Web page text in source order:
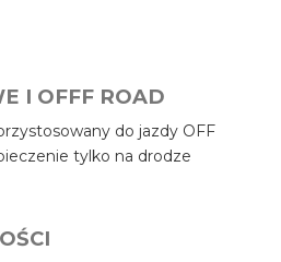
I OFFF ROAD
do jazdy OFF
tylko na drodze